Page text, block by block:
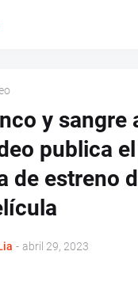
y sangre
publica
de estreno
- abril 29, 2023